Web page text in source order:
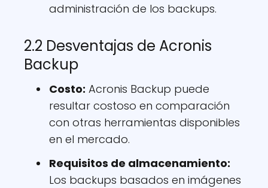
administración de los backups.
2.2 Desventajas de Acronis
Backup
Costo: Acronis Backup puede
resultar costoso en comparación
con otras herramientas disponibles
en el mercado.
Requisitos de almacenamiento:
Los backups basados en imágenes